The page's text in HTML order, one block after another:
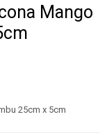
Mango
25cm x 5cm